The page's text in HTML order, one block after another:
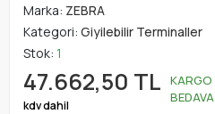
Marka: ZEBRA
Kategori: Giyilebilir Terminaller
Stok: 1
47.662,50 TL
kdv dahil
KARGO
BEDAVA